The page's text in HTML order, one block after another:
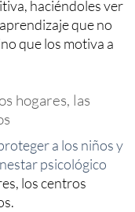
haciéndoles ver
que no
que los motiva a
hogares, las
a los niños y
psicológico
los centros